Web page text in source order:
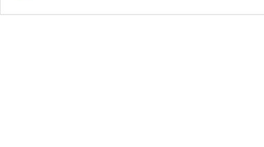
decenni